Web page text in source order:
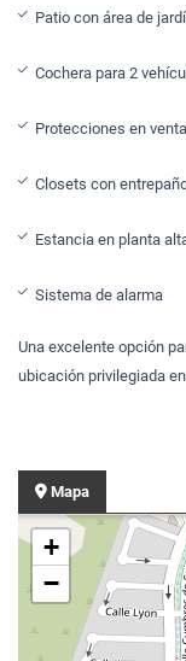
Patio con área de
Cochera para 2
Protecciones en
Closets con
Estancia en planta
Sistema de alarma
Una excelente opción
ubicación privilegiada
Mapa
+
−